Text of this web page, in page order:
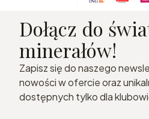
Dołącz do
minerałów!
Zapisz się do naszego
nowości w ofercie oraz
dostępnych tylko dla